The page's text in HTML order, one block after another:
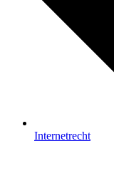
Internetrecht